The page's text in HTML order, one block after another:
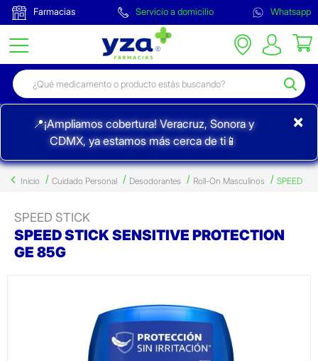
Farmacias Servicio a domicilio Whatsapp
📍¡Ampliamos cobertura! Veracruz, Sonora y
CDMX, ya estamos más cerca de ti📱
×
Inicio Cuidado Personal Desodorantes Roll-On Masculinos SPEED
SPEED STICK
SPEED STICK SENSITIVE PROTECTION
GE 85G